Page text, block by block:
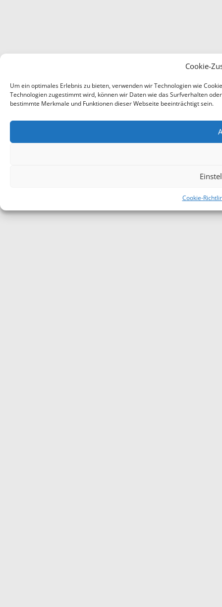
Cookie-
Um ein optimales Erlebnis zu bieten, verwenden wir Technologien wie
Technologien zugestimmt wird, können wir Daten wie das Surfverhalten
bestimmte Merkmale und Funktionen dieser Webseite beeinträchtigt sein.
Cookie-